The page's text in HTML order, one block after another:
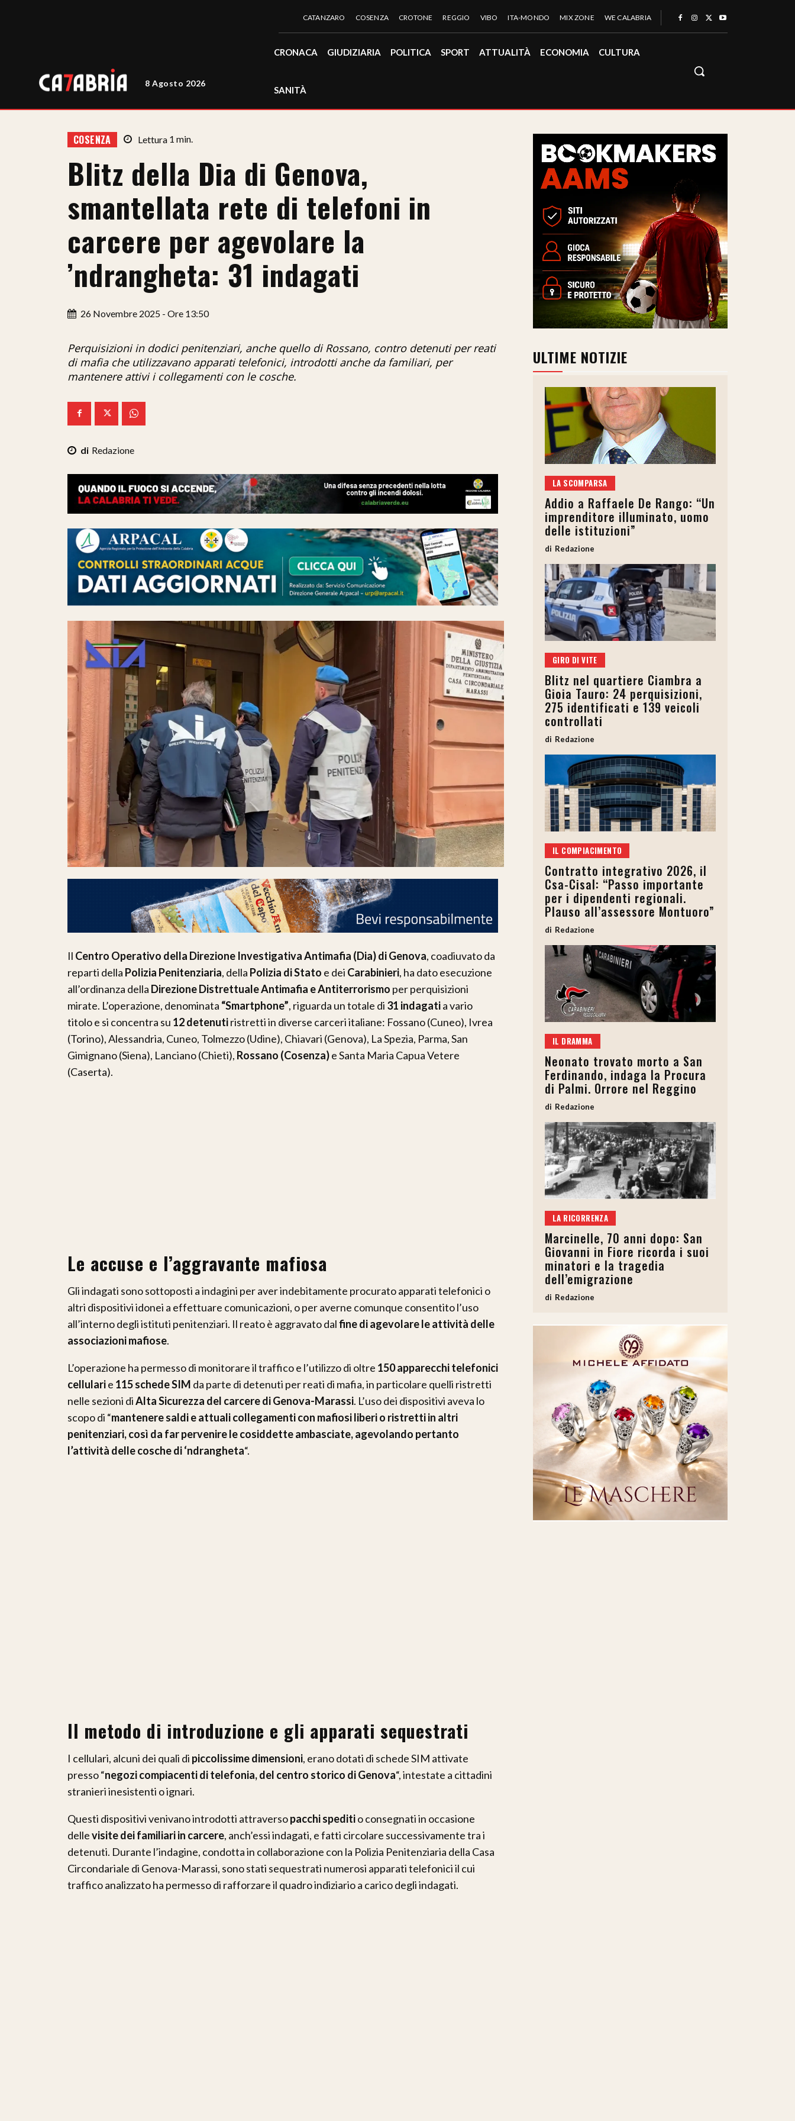
8 Agosto 2026
CATANZARO COSENZA CROTONE REGGIO VIBO ITA-MONDO MIX ZONE WE CALABRIA
CRONACA GIUDIZIARIA POLITICA SPORT ATTUALITÀ ECONOMIA CULTURA
SANITÀ
COSENZA Lettura 1 min.
Blitz della Dia di Genova,
smantellata rete di telefoni in
carcere per agevolare la
’ndrangheta: 31 indagati
26 Novembre 2025 - Ore 13:50
Perquisizioni in dodici penitenziari, anche quello di Rossano, contro detenuti per reati
di mafia che utilizzavano apparati telefonici, introdotti anche da familiari, per
mantenere attivi i collegamenti con le cosche.
Redazione
Il Centro Operativo della Direzione Investigativa Antimafia (Dia) di Genova, coadiuvato da
reparti della Polizia Penitenziaria, della Polizia di Stato e dei Carabinieri, ha dato esecuzione
all’ordinanza della Direzione Distrettuale Antimafia e Antiterrorismo per perquisizioni
mirate. L’operazione, denominata “Smartphone”, riguarda un totale di 31 indagatia vario
titolo e si concentra su 12 detenutiristretti in diverse carceri italiane: Fossano (Cuneo), Ivrea
(Torino), Alessandria, Cuneo, Tolmezzo (Udine), Chiavari (Genova), La Spezia, Parma, San
Gimignano (Siena), Lanciano (Chieti), Rossano (Cosenza)e Santa Maria Capua Vetere
(Caserta).
Le accuse e l’aggravante mafiosa
Gli indagati sono sottoposti a indagini per aver indebitamente procurato apparati telefonici o
altri dispositivi idonei a effettuare comunicazioni, o per averne comunque consentito l’uso
all’interno degli istituti penitenziari. Il reato è aggravato dalfine di agevolare le attività delle
associazioni mafiose.
L’operazione ha permesso di monitorare il traffico e l’utilizzo di oltre 150 apparecchi telefonici
cellularie 115 schede SIM da parte di detenuti per reati di mafia, in particolare quelli ristretti
nelle sezioni diAlta Sicurezza del carcere di Genova-Marassi. L’uso dei dispositivi aveva lo
scopo di “mantenere saldi e attuali collegamenti con mafiosi liberi o ristretti in altri
penitenziari, così da far pervenire le cosiddette ambasciate, agevolando pertanto
l’attività delle cosche di ‘ndrangheta“.
Il metodo di introduzione e gli apparati sequestrati
I cellulari, alcuni dei quali di piccolissime dimensioni, erano dotati di schede SIM attivate
presso “negozi compiacenti di telefonia, del centro storico di Genova“, intestate a cittadini
stranieri inesistenti o ignari.
Questi dispositivi venivano introdotti attraversopacchi speditio consegnati in occasione
dellevisite dei familiari in carcere, anch’essi indagati, e fatti circolare successivamente tra i
detenuti. Durante l’indagine, condotta in collaborazione con la Polizia Penitenziaria della Casa
Circondariale di Genova-Marassi, sono stati sequestrati numerosi apparati telefonici il cui
traffico analizzato ha permesso di rafforzare il quadro indiziario a carico degli indagati.
ULTIME NOTIZIE
LA SCOMPARSA
Addio a Raffaele De Rango: “Un
imprenditore illuminato, uomo
delle istituzioni”
Redazione
GIRO DI VITE
Blitz nel quartiere Ciambra a
Gioia Tauro: 24 perquisizioni,
275 identificati e 139 veicoli
controllati
Redazione
IL COMPIACIMENTO
Contratto integrativo 2026, il
Csa-Cisal: “Passo importante
per i dipendenti regionali.
Plauso all’assessore Montuoro”
Redazione
IL DRAMMA
Neonato trovato morto a San
Ferdinando, indaga la Procura
di Palmi. Orrore nel Reggino
Redazione
LA RICORRENZA
Marcinelle, 70 anni dopo: San
Giovanni in Fiore ricorda i suoi
minatori e la tragedia
dell’emigrazione
Redazione